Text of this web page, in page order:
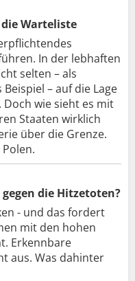
Warteliste
In der lebhaften
selten – als
– auf die Lage
wie sieht es mit
Staaten wirklich
über die Grenze.
die Hitzetoten?
- und das fordert
mit den hohen
Erkennbare
aus. Was dahinter